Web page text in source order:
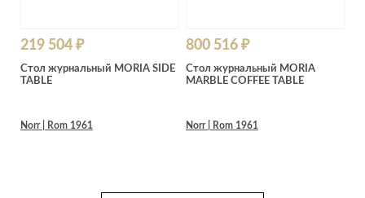
219 504 ₽
Стол журнальный MORIA SIDE
TABLE
Norr | Rom 1961
800 516 ₽
Стол журнальный MORIA
MARBLE COFFEE TABLE
Norr | Rom 1961